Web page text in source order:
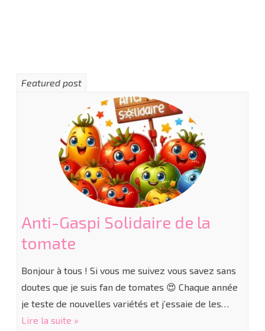
Featured post
Anti-Gaspi Solidaire de la
tomate
Bonjour à tous ! Si vous me suivez vous savez sans
doutes que je suis fan de tomates 😍 Chaque année
je teste de nouvelles variétés et j’essaie de les…
Lire la suite »